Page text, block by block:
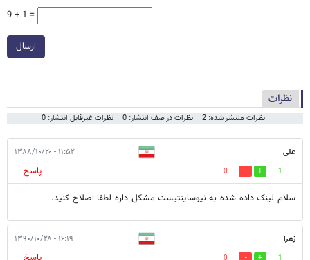
9 + 1 =
ارسال
نظرات
نظرات منتشر شده: 2 نظرات در صف انتشار: 0 نظرات غیرقابل انتشار: 0
علی ۱۱:۵۲ - ۱۳۸۸/۱۰/۲۰
1
0
پاسخ
سلام لینک داده شده به نیوساینتیست مشکل داره لطفا اصلاح کنید.
زهرا ۱۶:۱۹ - ۱۳۹۰/۱۰/۲۸